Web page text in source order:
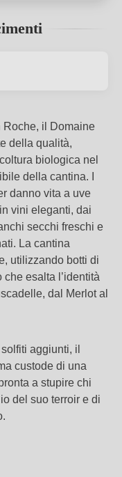
Roche, il Domaine
della qualità,
biologica nel
della cantina. I
danno vita a uve
vini eleganti, dai
secchi freschi e
La cantina
utilizzando botti di
esalta l’identità
dal Merlot al
aggiunti, il
custode di una
a stupire chi
del suo terroir e di